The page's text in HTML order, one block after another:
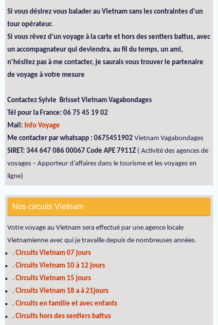
Si vous désirez vous balader au Vietnam sans les contraintes d’un
tour opérateur.
Si vous rêvez d’un voyage à la carte et hors des sentiers battus, avec
un accompagnateur qui deviendra, au fil du temps, un ami,
n'hésitez pas à me contacter, je saurais vous trouver le partenaire
de voyage à votre mesure
Contactez Sylvie Brisset Vietnam Vagabondages
Tél pour la France: 06 75 45 19 02
Mail: Info Voyage
Me contacter par whatsapp : 0675451902 Vietnam Vagabondages
SIRET: 344 647 086 00067 Code APE 7911Z ( Activité des agences de
voyages – Apporteur d’affaires dans le tourisme et les voyages en
ligne)
Nos circuits Vietnam
Votre voyage au Vietnam sera effectué par une agence locale
Vietnamienne avec qui je travaille depuis de nombreuses années.
. Circuits Vietnam 07 jours
. Circuits Vietnam 10 à 12 jours
. Circuits Vietnam 15 jours
. Circuits Vietnam 18 a à 21jours
. Circuits en famille et avec enfants
. Circuits hors des sentiers battus